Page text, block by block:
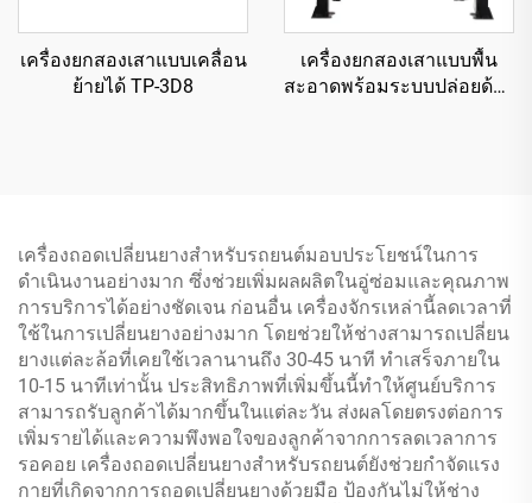
เครื่องยกสองเสาแบบเคลื่อน
ย้ายได้ TP-3D8
เครื่องยกสองเสาแบบพื้น
สะอาดพร้อมระบบปล่อยด้วย
เครื่องถอดเปลี่ยนยางสำหรับรถยนต์มอบประโยชน์ในการ
ดำเนินงานอย่างมาก ซึ่งช่วยเพิ่มผลผลิตในอู่ซ่อมและคุณภาพ
การบริการได้อย่างชัดเจน ก่อนอื่น เครื่องจักรเหล่านี้ลดเวลาที่
ใช้ในการเปลี่ยนยางอย่างมาก โดยช่วยให้ช่างสามารถเปลี่ยน
ยางแต่ละล้อที่เคยใช้เวลานานถึง 30-45 นาที ทำเสร็จภายใน
10-15 นาทีเท่านั้น ประสิทธิภาพที่เพิ่มขึ้นนี้ทำให้ศูนย์บริการ
สามารถรับลูกค้าได้มากขึ้นในแต่ละวัน ส่งผลโดยตรงต่อการ
เพิ่มรายได้และความพึงพอใจของลูกค้าจากการลดเวลาการ
รอคอย เครื่องถอดเปลี่ยนยางสำหรับรถยนต์ยังช่วยกำจัดแรง
กายที่เกิดจากการถอดเปลี่ยนยางด้วยมือ ป้องกันไม่ให้ช่าง